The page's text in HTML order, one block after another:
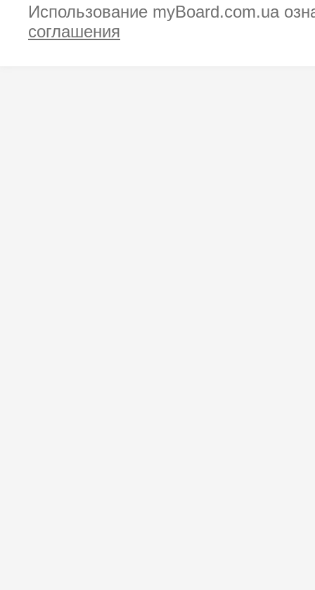
Использование myBoard.com.ua
соглашения